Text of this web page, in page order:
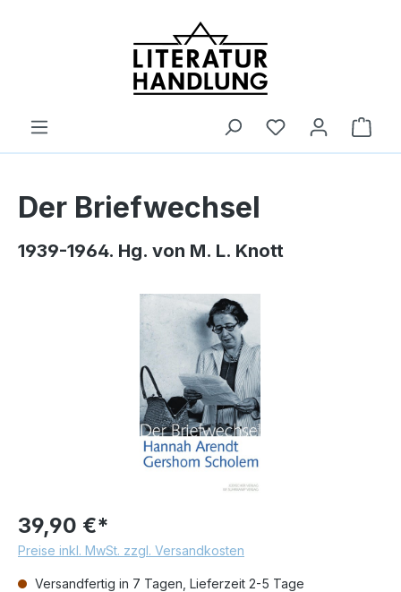
Der Briefwechsel
1939-1964. Hg. von M. L. Knott
39,90 €*
Preise inkl. MwSt. zzgl. Versandkosten
Versandfertig in 7 Tagen, Lieferzeit 2-5 Tage